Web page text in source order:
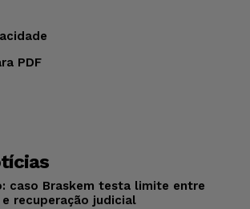
PDF
caso Braskem testa limite entre
recuperação judicial